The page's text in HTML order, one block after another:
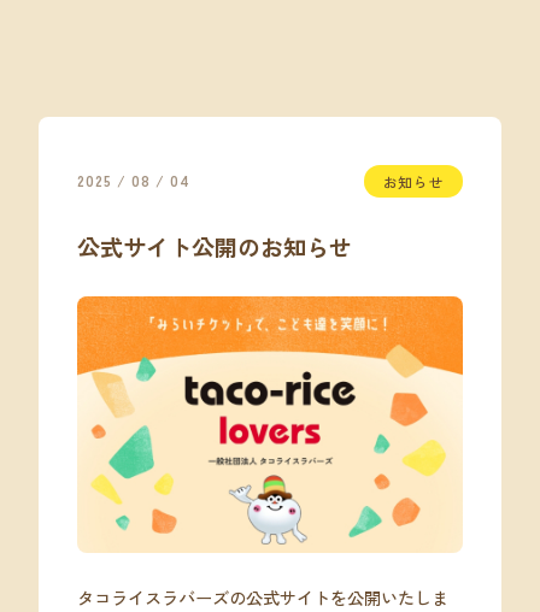
2025 / 08 / 04 お知らせ
公式サイト公開のお知らせ
タコライスラバーズの公式サイトを公開いたしま